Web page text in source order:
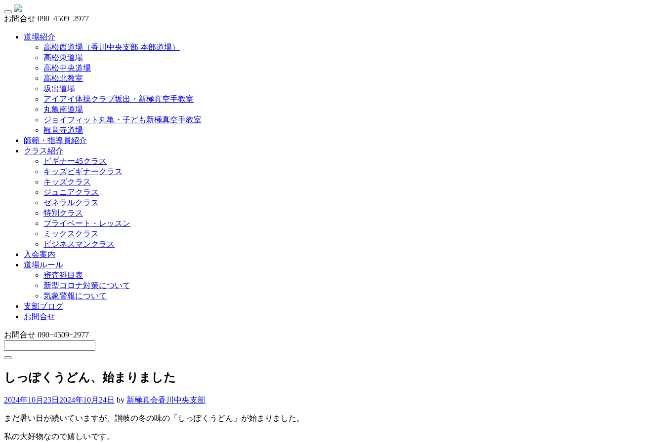
お問合せ 090ｰ4509ｰ2977
道場紹介
高松西道場（香川中央支部 本部道場）
高松東道場
高松中央道場
高松北教室
坂出道場
アイアイ体操クラブ坂出・新極真空手教室
丸亀南道場
ジョイフィット丸亀・子ども新極真空手教室
観音寺道場
師範・指導員紹介
クラス紹介
ビギナー45クラス
キッズビギナークラス
キッズクラス
ジュニアクラス
ゼネラルクラス
特別クラス
プライベート・レッスン
ミックスクラス
ビジネスマンクラス
入会案内
道場ルール
審査科目表
新型コロナ対策について
気象警報について
支部ブログ
お問合せ
お問合せ 090ｰ4509ｰ2977
しっぽくうどん、始まりました
2024年10月23日 2024年10月24日 by 新極真会香川中央支部
まだ暑い日が続いていますが、讃岐の冬の味の「しっぽくうどん」が始まりました。
私の大好物なので嬉しいです。